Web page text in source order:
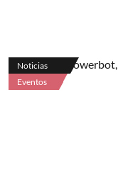
Noticias
Eventos